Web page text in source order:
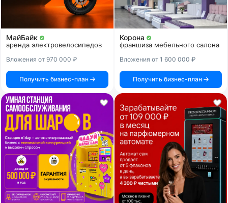
МайБайк
аренда электровелосипедов
Вложения от 970 000 ₽
Получить бизнес-план
Корона
франшиза мебельного салона
Вложения от 1 600 000 ₽
Получить бизнес-план